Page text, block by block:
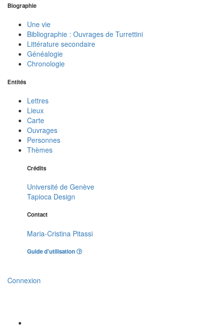
Biographie
Une vie
Bibliographie : Ouvrages de Turrettini
Littérature secondaire
Généalogie
Chronologie
Entités
Lettres
Lieux
Carte
Ouvrages
Personnes
Thèmes
Crédits
Université de Genève
Tapioca Design
Contact
Maria-Cristina Pitassi
Guide d'utilisation
Connexion